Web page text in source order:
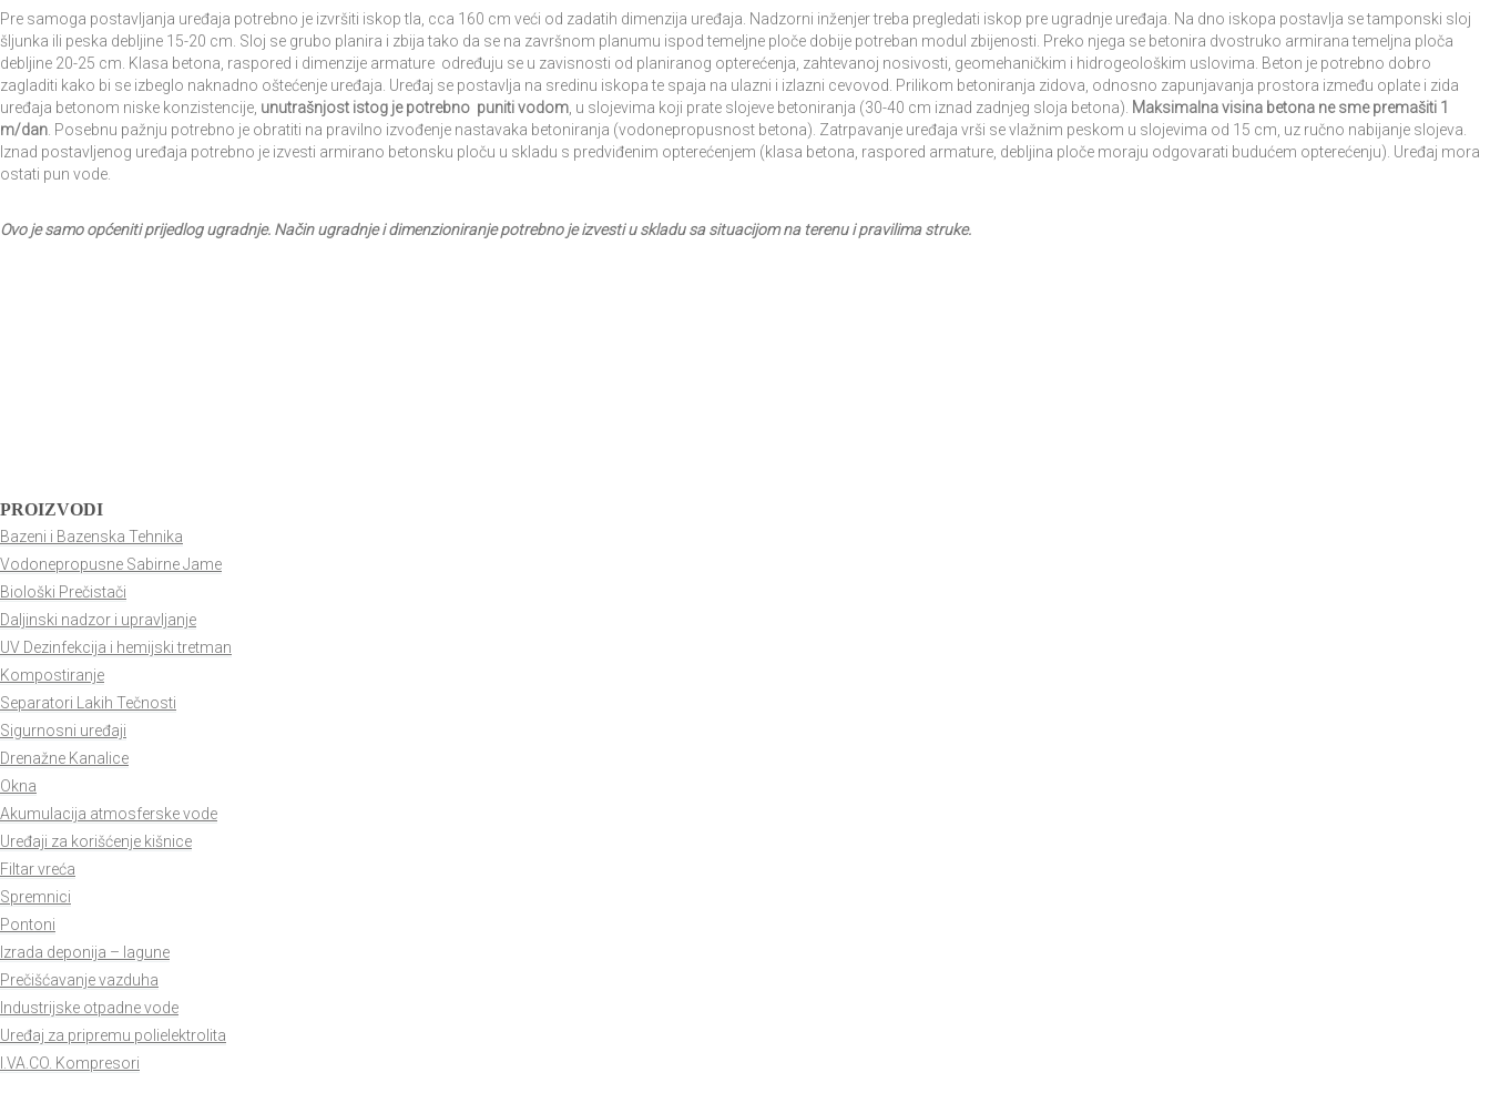
Pre samoga postavljanja uređaja potrebno je izvršiti iskop tla, cca 160 cm veći od zadatih dimenzija uređaja. Nadzorni inženjer treba pregledati iskop pre ugradnje uređaja. Na dno iskopa postavlja se tamponski sloj
šljunka ili peska debljine 15-20 cm. Sloj se grubo planira i zbija tako da se na završnom planumu ispod temeljne ploče dobije potreban modul zbijenosti. Preko njega se betonira dvostruko armirana temeljna ploča
debljine 20-25 cm. Klasa betona, raspored i dimenzije armature određuju se u zavisnosti od planiranog opterećenja, zahtevanoj nosivosti, geomehaničkim i hidrogeološkim uslovima. Beton je potrebno dobro
zagladiti kako bi se izbeglo naknadno oštećenje uređaja. Uređaj se postavlja na sredinu iskopa te spaja na ulazni i izlazni cevovod. Prilikom betoniranja zidova, odnosno zapunjavanja prostora između oplate i zida
uređaja betonom niske konzistencije, unutrašnjost istog je potrebno puniti vodom , u slojevima koji prate slojeve betoniranja (30-40 cm iznad zadnjeg sloja betona). Maksimalna visina betona ne sme premašiti 1
m/dan . Posebnu pažnju potrebno je obratiti na pravilno izvođenje nastavaka betoniranja (vodonepropusnost betona). Zatrpavanje uređaja vrši se vlažnim peskom u slojevima od 15 cm, uz ručno nabijanje slojeva.
Iznad postavljenog uređaja potrebno je izvesti armirano betonsku ploču u skladu s predviđenim opterećenjem (klasa betona, raspored armature, debljina ploče moraju odgovarati budućem opterećenju). Uređaj mora
ostati pun vode.
Ovo je samo općeniti prijedlog ugradnje. Način ugradnje i dimenzioniranje potrebno je izvesti u skladu sa situacijom na terenu i pravilima struke.
PROIZVODI
Bazeni i Bazenska Tehnika
Vodonepropusne Sabirne Jame
Biološki Prečistači
Daljinski nadzor i upravljanje
UV Dezinfekcija i hemijski tretman
Kompostiranje
Separatori Lakih Tečnosti
Sigurnosni uređaji
Drenažne Kanalice
Okna
Akumulacija atmosferske vode
Uređaji za korišćenje kišnice
Filtar vreća
Spremnici
Pontoni
Izrada deponija – lagune
Prečišćavanje vazduha
Industrijske otpadne vode
Uređaj za pripremu polielektrolita
I.VA.CO. Kompresori